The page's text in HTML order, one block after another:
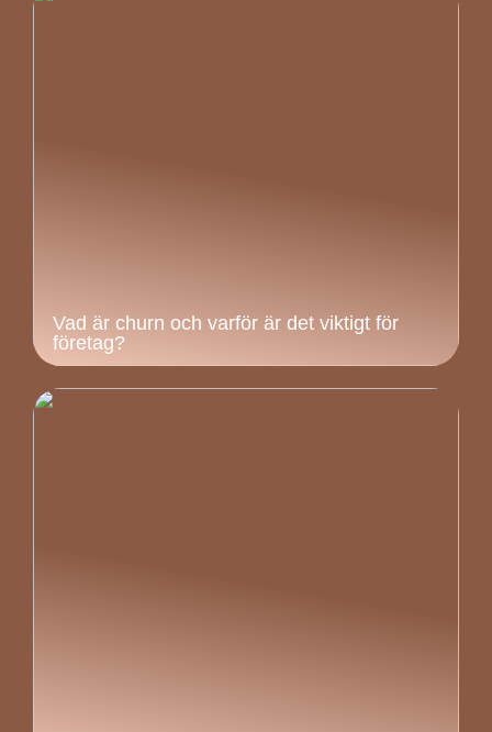
Vad är churn och varför är det viktigt för
företag?